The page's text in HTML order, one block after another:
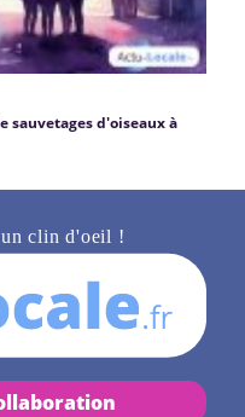
sauvetages d'oiseaux à
clin d'oeil !